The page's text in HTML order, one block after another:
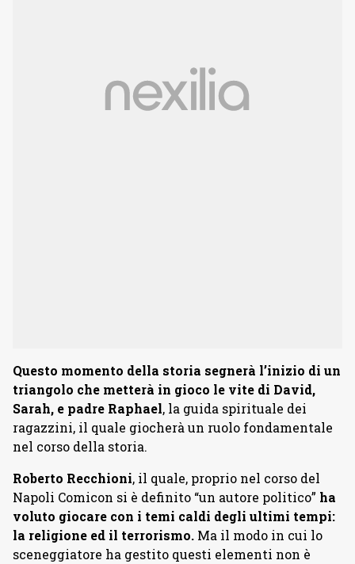
Questo momento della storia segnerà l’inizio di un
triangolo che metterà in gioco le vite di David,
Sarah, e padre Raphael, la guida spirituale dei
ragazzini, il quale giocherà un ruolo fondamentale
nel corso della storia.
Roberto Recchioni, il quale, proprio nel corso del
Napoli Comicon si è definito “un autore politico” ha
voluto giocare con i temi caldi degli ultimi tempi:
la religione ed il terrorismo. Ma il modo in cui lo
sceneggiatore ha gestito questi elementi non è